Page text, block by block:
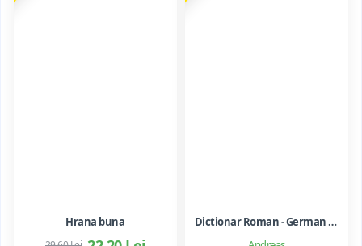
Hrana buna Dictionar Roman - German - Mihai Anutei